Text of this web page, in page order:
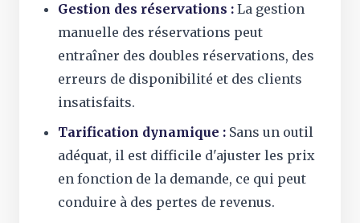
Gestion des réservations : La gestion
manuelle des réservations peut
entraîner des doubles réservations, des
erreurs de disponibilité et des clients
insatisfaits.
Tarification dynamique : Sans un outil
adéquat, il est difficile d'ajuster les prix
en fonction de la demande, ce qui peut
conduire à des pertes de revenus.